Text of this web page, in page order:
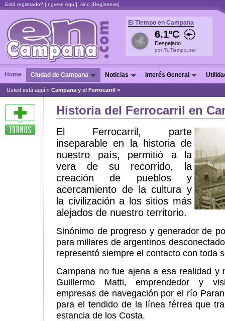
Está registrado? [Ingrese Aquí], sino [Regístrese]
El Tiempo en Campana
6.1ºC
Despejado
por TuTiempo.net
Home Ciudad de Campana Noticias Interés General
Usted está aquí » Campana y el Ferrocarril »
Historia del Ferrocarril en
El Ferrocarril, parte
inseparable en la historia de
nuestro país, permitió a la
vera de su recorrido, la
creación de pueblos y
acercamiento de la cultura y
la civilización a los sitios más
alejados de nuestro territorio.
Sinónimo de progreso y generador de
para millares de argentinos
representó siempre el contacto con toda
Campana no fue ajena a esa realidad y
Guillermo Matti, emprendedor y
empresas de navegación por el río
para el tendido de la línea férrea que
estancia de los Costa.